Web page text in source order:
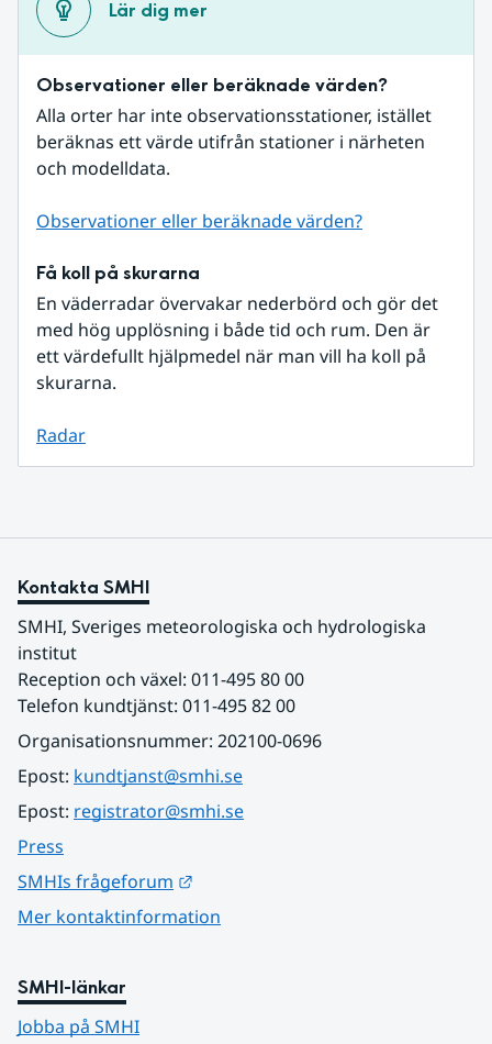
Lär dig mer
Observationer eller beräknade värden?
Alla orter har inte observationsstationer, istället
beräknas ett värde utifrån stationer i närheten
och modelldata.
Observationer eller beräknade värden?
Få koll på skurarna
En väderradar övervakar nederbörd och gör det
med hög upplösning i både tid och rum. Den är
ett värdefullt hjälpmedel när man vill ha koll på
skurarna.
Radar
Kontakta SMHI
SMHI, Sveriges meteorologiska och hydrologiska
institut
Reception och växel: 011-495 80 00
Telefon kundtjänst: 011-495 82 00
Organisationsnummer: 202100-0696
Epost: kundtjanst@smhi.se
Epost: registrator@smhi.se
Press
SMHIs frågeforum
Mer kontaktinformation
SMHI-länkar
Jobba på SMHI